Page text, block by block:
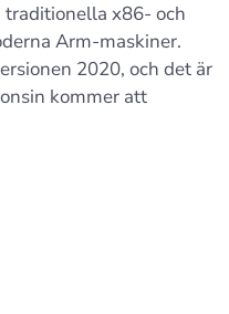
x86- och
Arm-maskiner.
2020, och det är
kommer att